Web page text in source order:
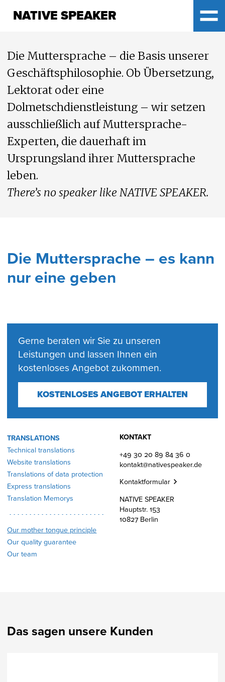
NATIVE SPEAKER
NATIVE SPEAKER
Die Muttersprache – die Basis unserer
Geschäftsphilosophie. Ob Übersetzung,
Lektorat oder eine
Dolmetschdienstleistung – wir setzen
ausschließlich auf Muttersprache-
Experten, die dauerhaft im
Ursprungsland ihrer Muttersprache
leben.
There’s no speaker like NATIVE SPEAKER.
Die Muttersprache – es kann
nur eine geben
Gerne beraten wir Sie zu unseren
Leistungen und lassen Ihnen ein
kostenloses Angebot zukommen.
KOSTENLOSES ANGEBOT ERHALTEN
TRANSLATIONS
Technical translations
Website translations
Translations of data protection
Express translations
Translation Memorys
Our mother tongue principle
Our quality guarantee
Our team
KONTAKT
+49 30 20 89 84 36 0
kontakt@nativespeaker.de
Kontaktformular
NATIVE SPEAKER
Hauptstr. 153
10827 Berlin
Das sagen unsere Kunden